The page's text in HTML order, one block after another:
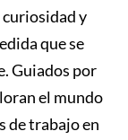
curiosidad y
que se
Guiados por
el mundo
de trabajo en